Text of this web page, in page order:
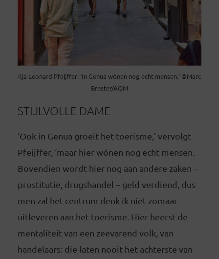
Ilja Leonard Pfeijffer: ‘In Genua wónen nog echt mensen.’ ©Marc
Brester/AQM
STIJLVOLLE DAME
‘Ook in Genua groeit het toerisme,’ vervolgt
Pfeijffer, ‘maar hier wónen nog echt mensen.
Bovendien wordt hier nog aan andere zaken –
prostitutie, drugshandel – geld verdiend, dus
men zal het centrum denk ik niet zomaar
uitleveren aan het toerisme. Hier heerst de
mentaliteit van een zeevarend volk, van
handelaars: die laten nooit het achterste van